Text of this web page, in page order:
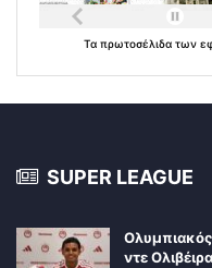
Τα πρωτοσέλιδα των
SUPER LEAGUE
ντε Ολιβέιρα